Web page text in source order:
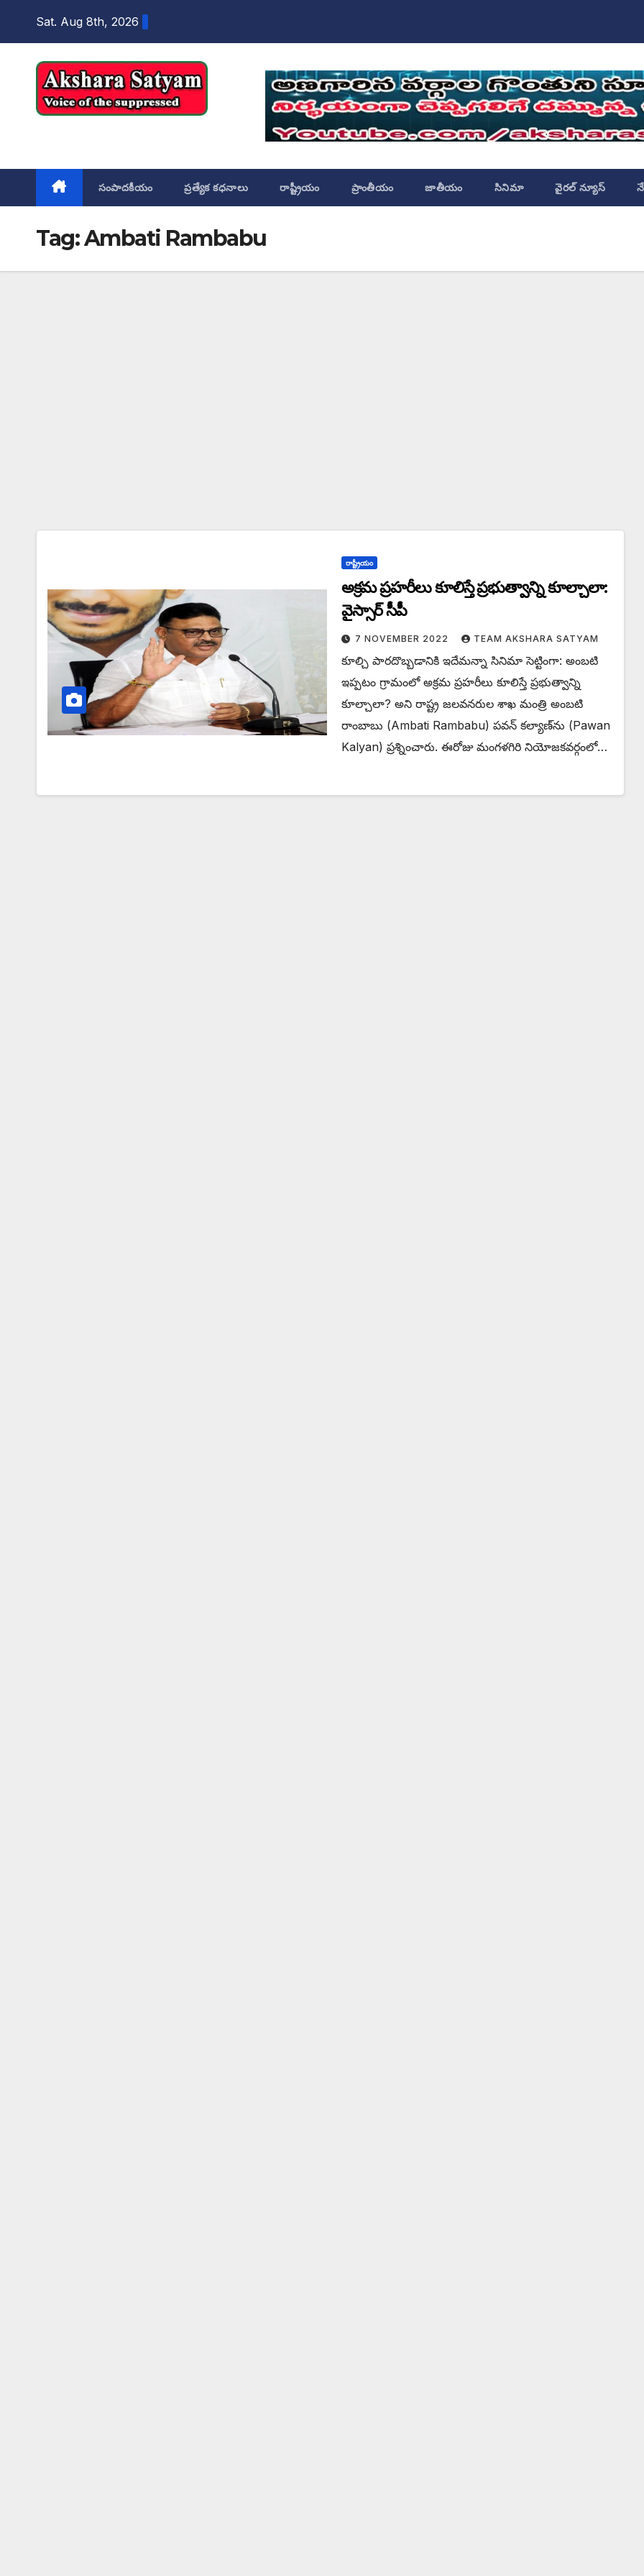
Sat. Aug 8th, 2026
సంపాదకీయం ప్రత్యేక కధనాలు రాష్ట్రీయం ప్రాంతీయం జాతీయం సినిమా వైరల్ న్యూస్
Tag:Ambati Rambabu
రాష్ట్రీయం
అక్రమ ప్రహరీలు కూలిస్తే ప్రభుత్వాన్ని కూల్చాలా:
వైస్సార్ సీపీ
7 NOVEMBER 2022 TEAM AKSHARA SATYAM
కూల్చి పారదొబ్బడానికి ఇదేమన్నా సినిమా సెట్టింగా: అంబటి
ఇప్ప‌టం గ్రామంలో అక్రమ ప్రహరీలు కూలిస్తే ప్రభుత్వాన్ని
కూల్చాలా? అని రాష్ట్ర జలవనరుల శాఖ మంత్రి అంబటి
రాంబాబు (Ambati Rambabu) ప‌వ‌న్ క‌ల్యాణ్‌ను (Pawan
Kalyan) ప్ర‌శ్నించారు. ఈరోజు మంగళగిరి నియోజకవర్గంలో…